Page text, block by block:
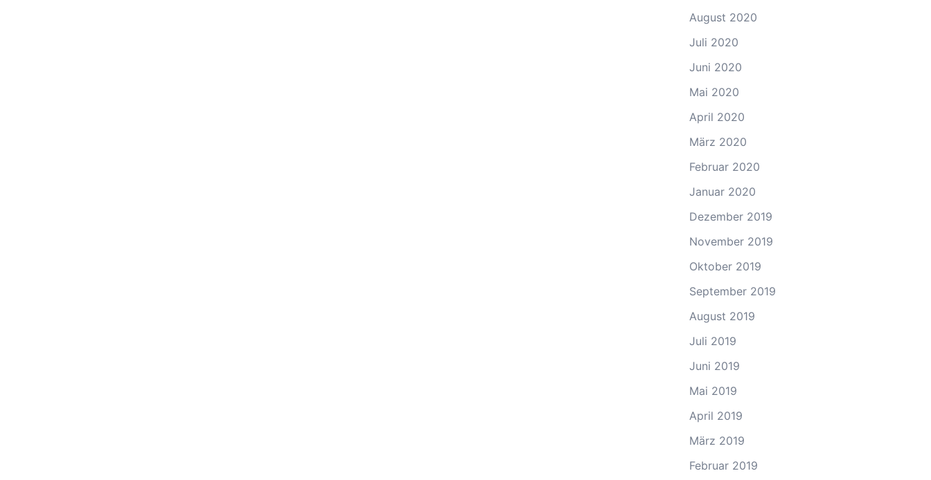
August 2020
Juli 2020
Juni 2020
Mai 2020
April 2020
März 2020
Februar 2020
Januar 2020
Dezember 2019
November 2019
Oktober 2019
September 2019
August 2019
Juli 2019
Juni 2019
Mai 2019
April 2019
März 2019
Februar 2019